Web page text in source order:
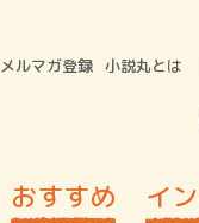
メルマガ登録 小説丸とは
おすすめ イ